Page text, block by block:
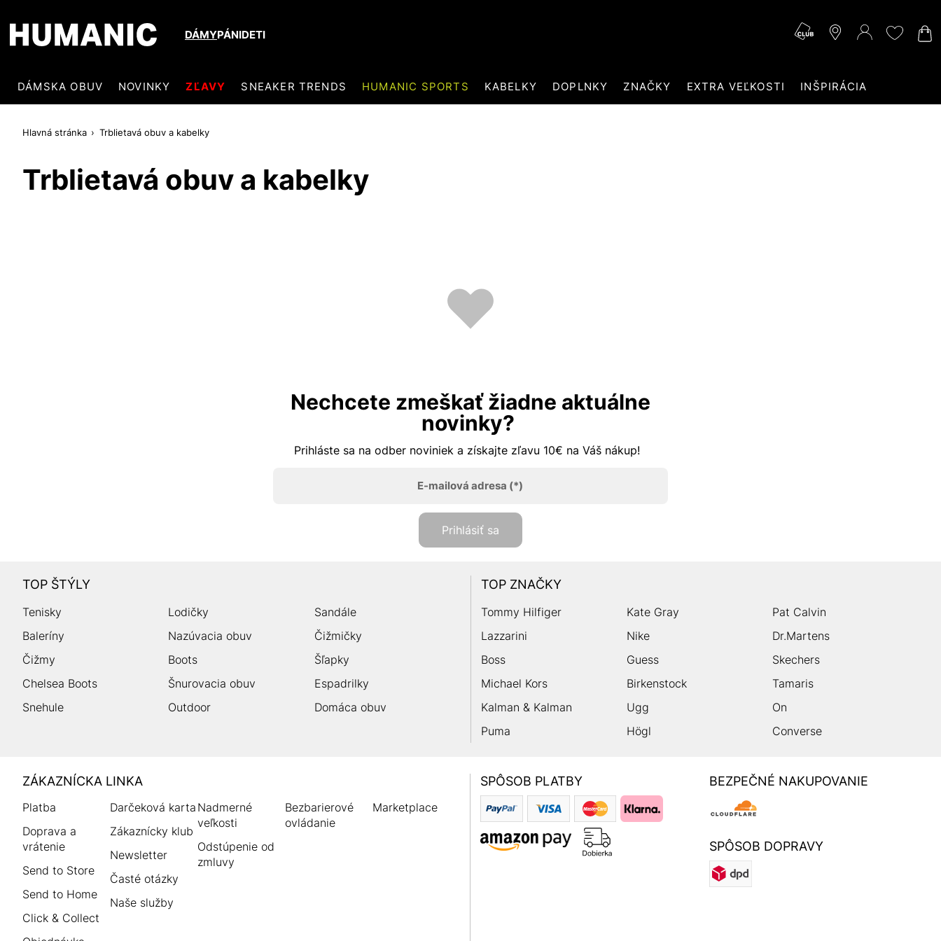
DÁMYPÁNIDETI
DÁMSKA OBUV NOVINKY ZĽAVY SNEAKER TRENDS HUMANIC SPORTS KABELKY DOPLNKY ZNAČKY EXTRA VEĽKOSTI INŠPIRÁCIA
Hlavná stránka Trblietavá obuv a kabelky
Trblietavá obuv a kabelky
Nechcete zmeškať žiadne aktuálne
novinky?
Prihláste sa na odber noviniek a získajte zľavu 10€ na Váš nákup!
E-mailová adresa (*)
Prihlásiť sa
TOP ŠTÝLY
Tenisky Lodičky
Sandále
Baleríny
Nazúvacia obuv
Čižmičky
Čižmy
Boots
Šľapky
Chelsea Boots
Šnurovacia obuv
Espadrilky
Snehule
Outdoor Domáca obuv
TOP ZNAČKY
Tommy Hilfiger Kate Gray
Pat Calvin
Lazzarini
Nike
Dr.Martens
Boss
Guess
Skechers
Michael Kors
Birkenstock
Tamaris
Kalman & Kalman
Ugg
On
Puma
Högl Converse
HUMANIC
Footer
ZÁKAZNÍCKA LINKA
Platba
Doprava a
vrátenie
Send to Store
Send to Home
Click & Collect
Darčeková karta
Zákaznícky klub
Newsletter
Časté otázky
Naše služby
Nadmerné
veľkosti
Odstúpenie od
zmluvy
Bezbarierové
ovládanie
Marketplace
SPÔSOB PLATBY BEZPEČNÉ NAKUPOVANIE
SPÔSOB DOPRAVY